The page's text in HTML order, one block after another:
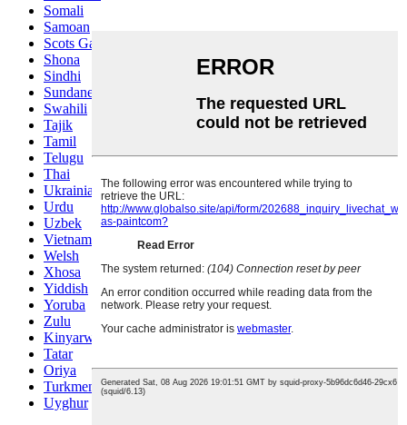
Somali
Samoan
Scots Gaelic
Shona
Sindhi
Sundanese
Swahili
Tajik
Tamil
Telugu
Thai
Ukrainian
Urdu
Uzbek
Vietnamese
Welsh
Xhosa
Yiddish
Yoruba
Zulu
Kinyarwanda
Tatar
Oriya
Turkmen
Uyghur